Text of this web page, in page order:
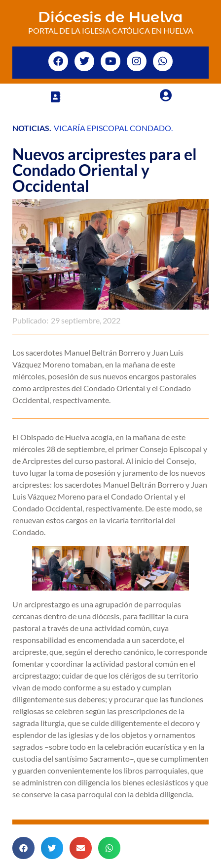
Diócesis de Huelva
PORTAL DE LA IGLESIA CATÓLICA EN HUELVA
NOTICIAS. VICARÍA EPISCOPAL CONDADO.
Nuevos arciprestes para el
Condado Oriental y
Occidental
Publicado: 29 septiembre, 2022
Los sacerdotes Manuel Beltrán Borrero y Juan Luis
Vázquez Moreno tomaban, en la mañana de este
miércoles, posesión de sus nuevos encargos pastorales
como arciprestes del Condado Oriental y el Condado
Occidental, respectivamente.
El Obispado de Huelva acogía, en la mañana de este
miércoles 28 de septiembre, el primer Consejo Episcopal y
de Arciprestes del curso pastoral. Al inicio del Consejo,
tuvo lugar la toma de posesión y juramento de los nuevos
arciprestes: los sacerdotes Manuel Beltrán Borrero y Juan
Luis Vázquez Moreno para el Condado Oriental y el
Condado Occidental, respectivamente. De este modo, se
renuevan estos cargos en la vicaría territorial del
Condado.
Un arciprestazgo es una agrupación de parroquias
cercanas dentro de una diócesis, para facilitar la cura
pastoral a través de una actividad común, cuya
responsabilidad es encomendada a un sacerdote, el
arcipreste, que, según el derecho canónico, le corresponde
fomentar y coordinar la actividad pastoral común en el
arciprestazgo; cuidar de que los clérigos de su territorio
vivan de modo conforme a su estado y cumplan
diligentemente sus deberes; y procurar que las funciones
religiosas se celebren según las prescripciones de la
sagrada liturgia, que se cuide diligentemente el decoro y
esplendor de las iglesias y de los objetos y ornamentos
sagrados –sobre todo en la celebración eucarística y en la
custodia del santísimo Sacramento–, que se cumplimenten
y guarden convenientemente los libros parroquiales, que
se administren con diligencia los bienes eclesiásticos y que
se conserve la casa parroquial con la debida diligencia.